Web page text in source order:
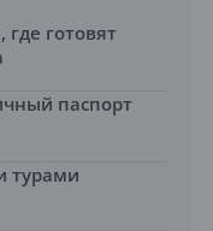
готовят
паспорт
турами